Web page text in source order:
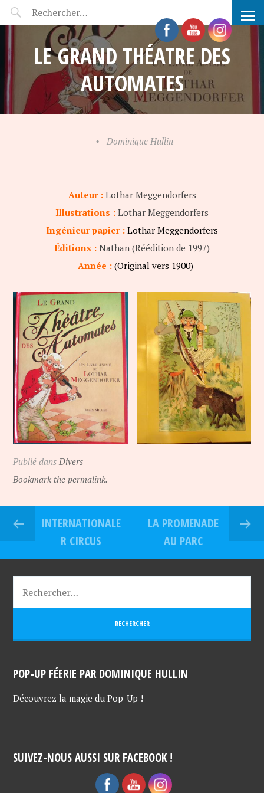
POP-UP FÉERIE
LE GRAND THÉATRE DES
AUTOMATES
• Dominique Hullin
Auteur :Lothar Meggendorfers
Illustrations : Lothar Meggendorfers
Ingénieur papier : Lothar Meggendorfers
Éditions : Nathan (Réédition de 1997)
Année : (Original vers 1900)
Publié dans Divers
Bookmark the permalink.
INTERNATIONALE
R CIRCUS
LA PROMENADE
AU PARC
POP-UP FÉERIE PAR DOMINIQUE HULLIN
Découvrez la magie du Pop-Up !
SUIVEZ-NOUS AUSSI SUR FACEBOOK !